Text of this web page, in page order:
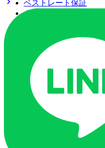
ベストレート保証
よくあるご質問
ご予約・お問い合わせ
ブライダルフェア
ブライダルフェ
ブライダルフェ